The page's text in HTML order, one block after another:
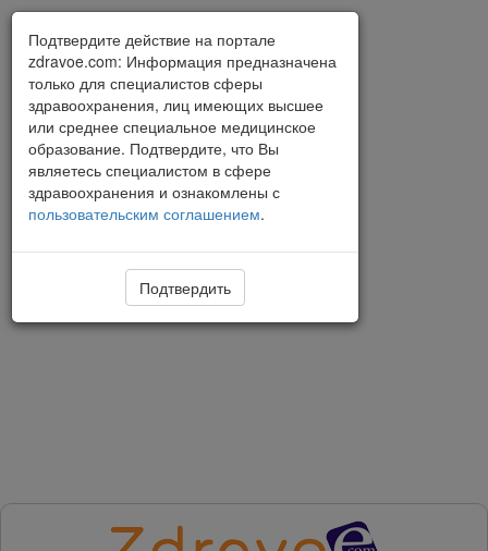
Подтвердите действие на портале
zdravoe.com: Информация предназначена
только для специалистов сферы
здравоохранения, лиц имеющих высшее
или среднее специальное медицинское
образование. Подтвердите, что Вы
являетесь специалистом в сфере
здравоохранения и ознакомлены с
пользовательским соглашением.
Подтвердить